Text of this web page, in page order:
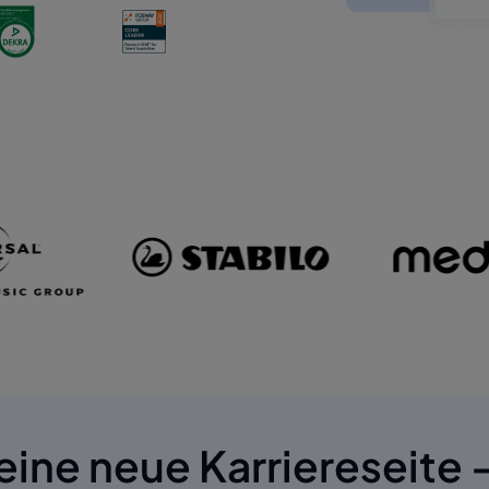
neue